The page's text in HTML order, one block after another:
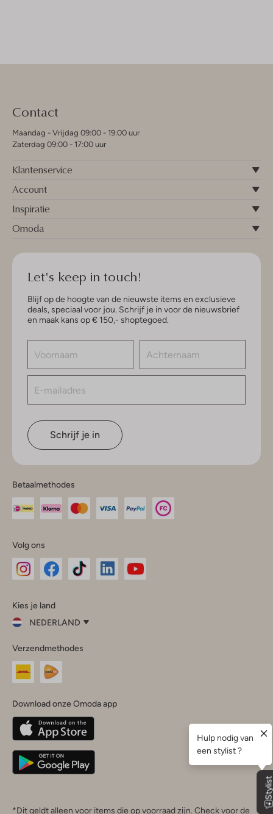
Contact
Maandag - Vrijdag 09:00 - 19:00 uur
Zaterdag 09:00 - 17:00 uur
Klantenservice
Account
Inspiratie
Omoda
Let's keep in touch!
Blijf op de hoogte van de nieuwste items en exclusieve
deals, speciaal voor jou. Schrijf je in voor de nieuwsbrief
en maak kans op € 150,- shoptegoed.
Schrijf je in
Betaalmethodes
Volg ons
InstagramFacebook
Kies je land
NEDERLAND
je
land
Nederland
Belgique(Français)
Deutschland
Verzendmethodes
Download onze Omoda app
*Dit geldt alleen voor items die op voorraad zijn. Check voor de